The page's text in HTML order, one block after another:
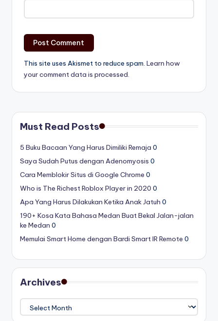
This site uses Akismet to reduce spam. Learn how
your comment data is processed.
Must Read Posts
5 Buku Bacaan Yang Harus Dimiliki Remaja 0
Saya Sudah Putus dengan Adenomyosis 0
Cara Memblokir Situs di Google Chrome 0
Who is The Richest Roblox Player in 2020 0
Apa Yang Harus Dilakukan Ketika Anak Jatuh 0
190+ Kosa Kata Bahasa Medan Buat Bekal Jalan-jalan
ke Medan 0
Memulai Smart Home dengan Bardi Smart IR Remote 0
Archives